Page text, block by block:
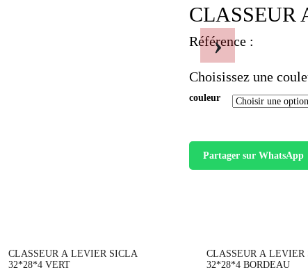
›
CLASSEUR
Référence :
Choisissez une
couleur
Partager sur WhatsApp
CLASSEUR A LEVIER SICLA
32*28*4 VERT
CLASSEUR A LEVIER
32*28*4 BORDEAU